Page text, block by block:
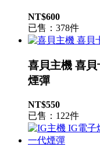
NT$600
已售：378件
喜貝主機 喜
煙彈
NT$550
已售：122件